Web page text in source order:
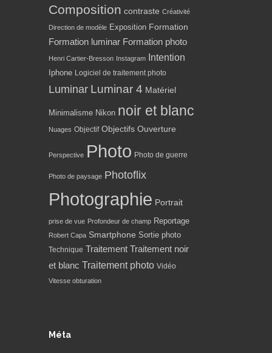
Composition contraste Créativité
Direction de modèle Exposition Formation
Formation luminar Formation photo
Henri Cartier-Bresson Instagram Intention
Iphone Logiciel de traitement photo
Luminar Luminar 4 Matériel
Minimalisme Nikon noir et blanc
Nuages Objectif Objectifs Ouverture
Perspective Photo Photo de guerre
Photo de paysage Photoflix
Photographie Portrait
prise de vue Profondeur de champ Reportage
Robert Capa Smartphone Sortie photo
Technique Traitement Traitement noir
et blanc Traitement photo Vidéo
Vitesse obturation
Méta